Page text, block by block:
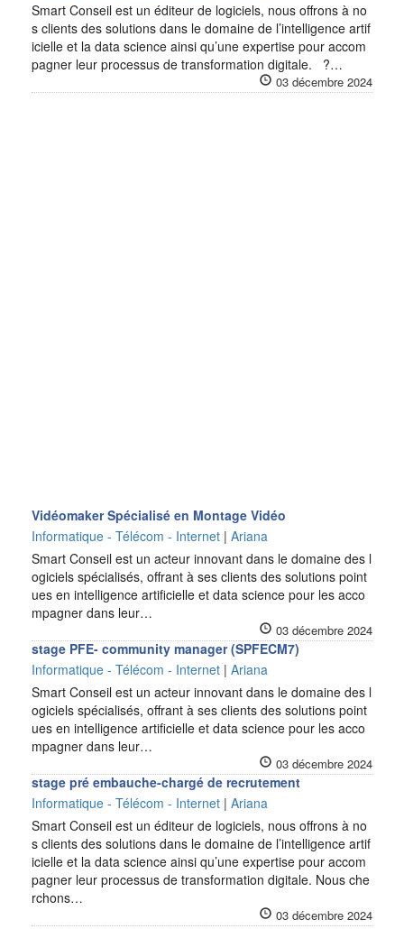
Smart Conseil est un éditeur de logiciels, nous offrons à no
s clients des solutions dans le domaine de l’intelligence artif
icielle et la data science ainsi qu’une expertise pour accom
pagner leur processus de transformation digitale. ?…
03 décembre 2024
Vidéomaker Spécialisé en Montage Vidéo
Informatique - Télécom - Internet | Ariana
Smart Conseil est un acteur innovant dans le domaine des l
ogiciels spécialisés, offrant à ses clients des solutions point
ues en intelligence artificielle et data science pour les acco
mpagner dans leur…
03 décembre 2024
stage PFE- community manager (SPFECM7)
Informatique - Télécom - Internet | Ariana
Smart Conseil est un acteur innovant dans le domaine des l
ogiciels spécialisés, offrant à ses clients des solutions point
ues en intelligence artificielle et data science pour les acco
mpagner dans leur…
03 décembre 2024
stage pré embauche-chargé de recrutement
Informatique - Télécom - Internet | Ariana
Smart Conseil est un éditeur de logiciels, nous offrons à no
s clients des solutions dans le domaine de l’intelligence artif
icielle et la data science ainsi qu’une expertise pour accom
pagner leur processus de transformation digitale. Nous che
rchons…
03 décembre 2024